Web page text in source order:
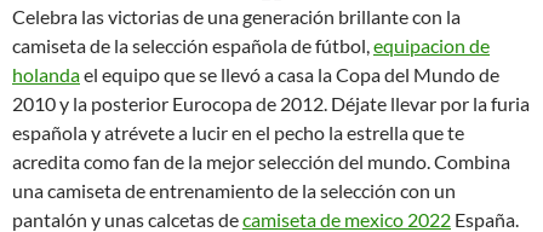
Celebra las victorias de una generación brillante con la
camiseta de la selección española de fútbol,equipacion de
holandael equipo que se llevó a casa la Copa del Mundo de
2010 y la posterior Eurocopa de 2012. Déjate llevar por la furia
española y atrévete a lucir en el pecho la estrella que te
acredita como fan de la mejor selección del mundo. Combina
una camiseta de entrenamiento de la selección con un
pantalón y unas calcetas decamiseta de mexico 2022 España.